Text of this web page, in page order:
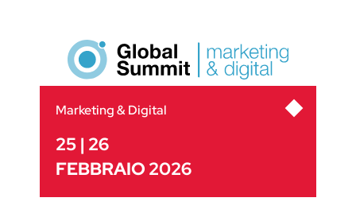
Marketing & Digital
25 | 26
FEBBRAIO 2026